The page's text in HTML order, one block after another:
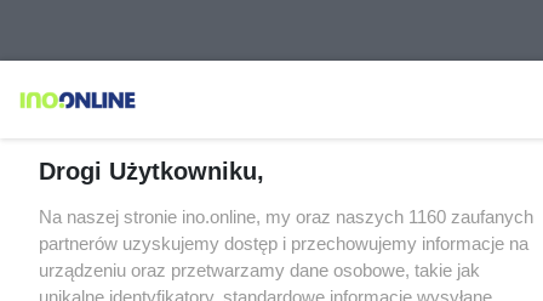
Drogi Użytkowniku,
Na naszej stronie ino.online, my oraz naszych 1160 zaufanych
partnerów uzyskujemy dostęp i przechowujemy informacje na
urządzeniu oraz przetwarzamy dane osobowe, takie jak
unikalne identyfikatory, standardowe informacje wysyłane